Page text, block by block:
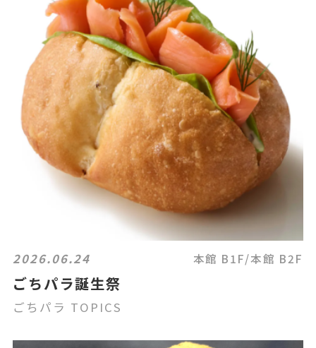
2026.06.24 本館 B1F/本館 B2F
ごちパラ誕生祭
ごちパラ TOPICS